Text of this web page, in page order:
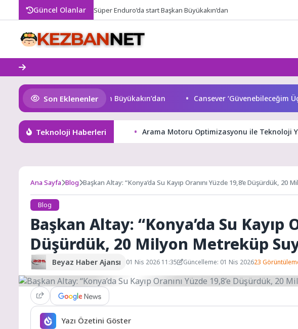
Güncel Olanlar Süper Enduro’da start Başkan Büyükakın’dan
Son Eklenenler
Enduro’da start Başkan Büyükakın’dan Cansever ‘Güvenebileceğim Üç
Teknoloji Haberleri Arama Motoru Optimizasyonu ile Teknoloji
Ana Sayfa Blog Başkan Altay: “Konya’da Su Kayıp Oranını Yüzde 19,8’e Düşürdük, 20
Blog
Başkan Altay: “Konya’da Su Kayıp
Düşürdük, 20 Milyon Metreküp
Beyaz Haber Ajansı 01 Nis 2026 11:35 Güncelleme: 01 Nis 202623
Yazı Özetini Göster